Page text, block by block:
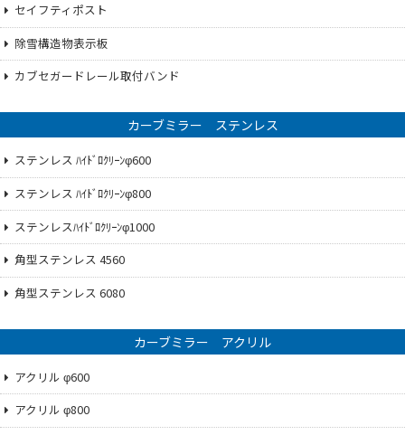
セイフティポスト
除雪構造物表示板
カブセガードレール取付バンド
カーブミラー ステンレス
ステンレス ﾊｲﾄﾞﾛｸﾘｰﾝφ600
ステンレス ﾊｲﾄﾞﾛｸﾘｰﾝφ800
ステンレスﾊｲﾄﾞﾛｸﾘｰﾝφ1000
角型ステンレス 4560
角型ステンレス 6080
カーブミラー アクリル
アクリル φ600
アクリル φ800